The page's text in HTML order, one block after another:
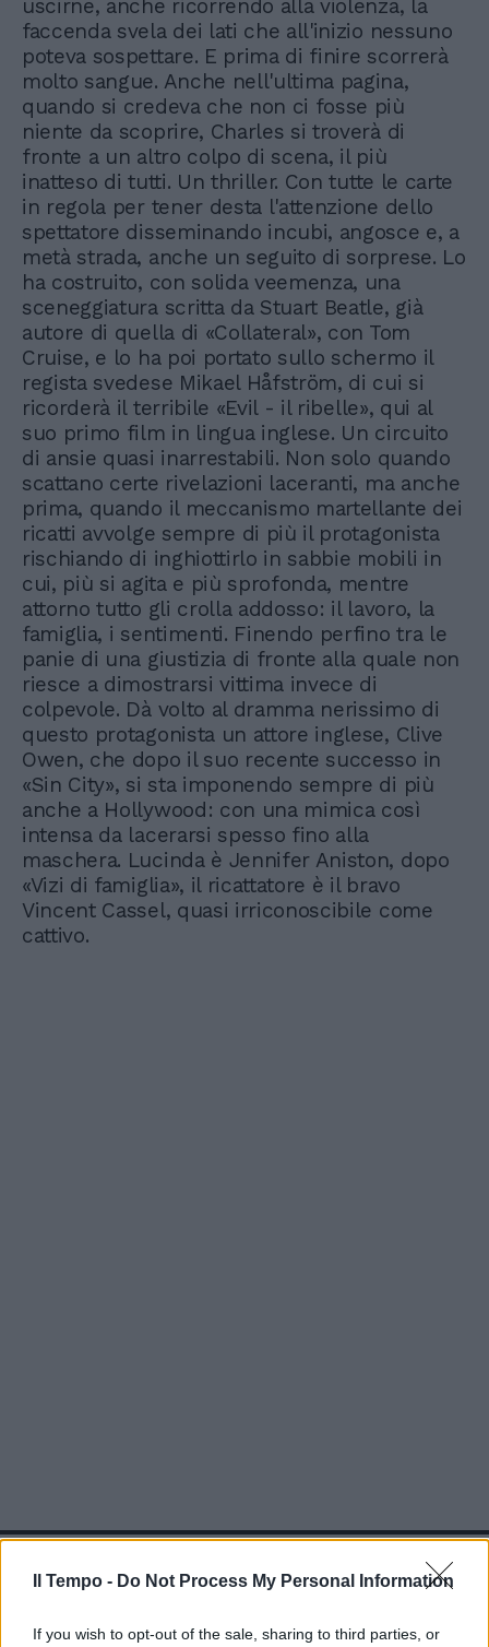
Il Tempo - Do Not Process My Personal Information
If you wish to opt-out of the sale, sharing to third parties, or
uscirne, anche ricorrendo alla violenza, la
faccenda svela dei lati che all'inizio nessuno
poteva sospettare. E prima di finire scorrerà
molto sangue. Anche nell'ultima pagina,
quando si credeva che non ci fosse più
niente da scoprire, Charles si troverà di
fronte a un altro colpo di scena, il più
inatteso di tutti. Un thriller. Con tutte le carte
in regola per tener desta l'attenzione dello
spettatore disseminando incubi, angosce e, a
metà strada, anche un seguito di sorprese. Lo
ha costruito, con solida veemenza, una
sceneggiatura scritta da Stuart Beatle, già
autore di quella di «Collateral», con Tom
Cruise, e lo ha poi portato sullo schermo il
regista svedese Mikael Håfström, di cui si
ricorderà il terribile «Evil - il ribelle», qui al
suo primo film in lingua inglese. Un circuito
di ansie quasi inarrestabili. Non solo quando
scattano certe rivelazioni laceranti, ma anche
prima, quando il meccanismo martellante dei
ricatti avvolge sempre di più il protagonista
rischiando di inghiottirlo in sabbie mobili in
cui, più si agita e più sprofonda, mentre
attorno tutto gli crolla addosso: il lavoro, la
famiglia, i sentimenti. Finendo perfino tra le
panie di una giustizia di fronte alla quale non
riesce a dimostrarsi vittima invece di
colpevole. Dà volto al dramma nerissimo di
questo protagonista un attore inglese, Clive
Owen, che dopo il suo recente successo in
«Sin City», si sta imponendo sempre di più
anche a Hollywood: con una mimica così
intensa da lacerarsi spesso fino alla
maschera. Lucinda è Jennifer Aniston, dopo
«Vizi di famiglia», il ricattatore è il bravo
Vincent Cassel, quasi irriconoscibile come
cattivo.